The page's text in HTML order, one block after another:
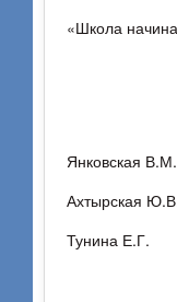
Воспитатели,
Санкт-
«Мастера
«Школа
Янковская
Ахтырская
Тунина Е.Г.